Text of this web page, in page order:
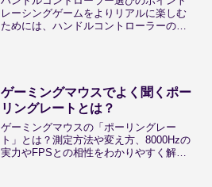
レーシングゲームをよりリアルに楽しむ
ためには、ハンドルコントローラーの導
ゲーミングマウスでよく聞くポー
リングレートとは？
ゲーミングマウスの「ポーリングレー
ト」とは？測定方法や変え方、8000Hzの
実力やFPSとの相性をわかりやすく解